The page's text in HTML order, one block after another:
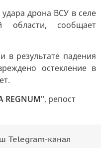
дрона ВСУ в селе
области, сообщает
в результате падения
остекление в
REGNUM", репост
Telegram-канал